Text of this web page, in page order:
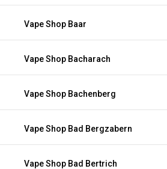
Vape Shop Baar
Vape Shop Bacharach
Vape Shop Bachenberg
Vape Shop Bad Bergzabern
Vape Shop Bad Bertrich